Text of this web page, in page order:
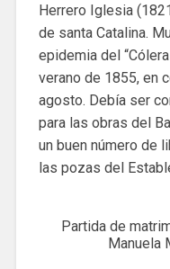
Herrero Iglesia
de santa Catalina.
epidemia del
verano de 1855, en
agosto. Debía ser
para las obras del
un buen número de
las pozas del
Partida de
Manuela